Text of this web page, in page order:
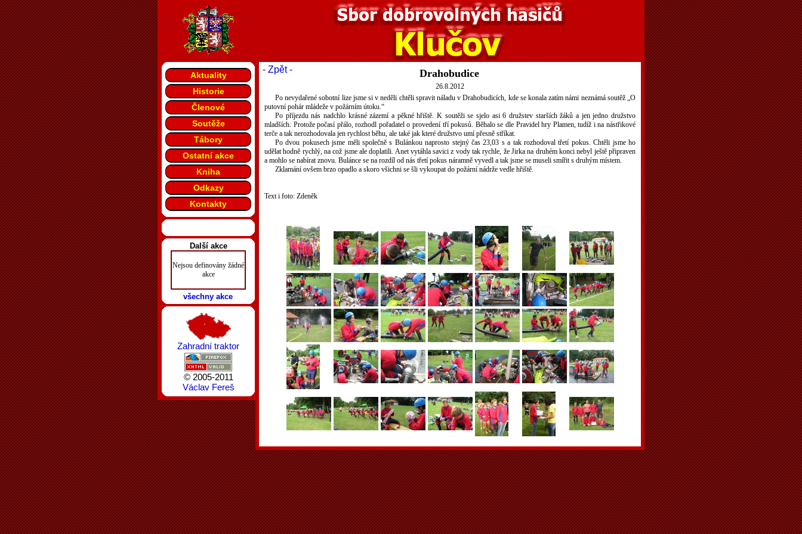
- Zpět - Drahobudice
26.8.2012
Po nevydařené sobotní lize jsme si v neděli chtěli spravit náladu v Drahobudicích, kde se konala zatím námi neznámá soutěž „O
putovní pohár mládeže v požárním útoku.“
Po příjezdu nás nadchlo krásné zázemí a pěkné hřiště. K soutěži se sjelo asi 6 družstev starších žáků a jen jedno družstvo
mladších. Protože počasí přálo, rozhodl pořadatel o provedení tří pokusů. Běhalo se dle Pravidel hry Plamen, tudíž i na nástřikové
terče a tak nerozhodovala jen rychlost běhu, ale také jak které družstvo umí přesně stříkat.
Po dvou pokusech jsme měli společně s Bulánkou naprosto stejný čas 23,03 s a tak rozhodoval třetí pokus. Chtěli jsme ho
udělat hodně rychlý, na což jsme ale doplatili. Anet vytáhla savici z vody tak rychle, že Jirka na druhém konci nebyl ještě připraven
a mohlo se nabírat znovu. Bulánce se na rozdíl od nás třetí pokus náramně vyvedl a tak jsme se museli smířit s druhým místem.
Zklamání ovšem brzo opadlo a skoro všichni se šli vykoupat do požární nádrže vedle hřiště.
Text i foto: Zdeněk
Aktuality
Historie
Členové
Soutěže
Tábory
Ostatní akce
Kniha
Odkazy
Kontakty
Další akce
Nejsou definovány žádné
akce
všechny akce
Zahradní traktor
© 2005-2011
Václav Fereš